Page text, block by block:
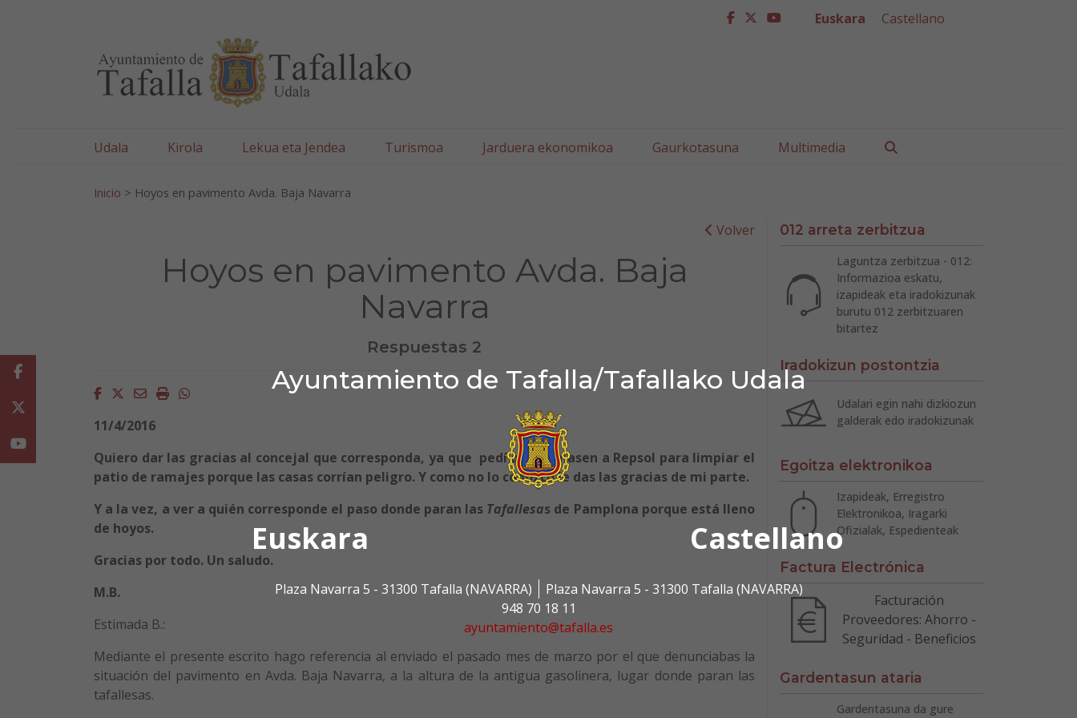
Ayuntamiento de Tafalla/Tafallako Udala
Euskara Castellano
Plaza Navarra 5 - 31300 Tafalla (NAVARRA)
Plaza Navarra 5 - 31300 Tafalla (NAVARRA)
948 70 18 11
ayuntamiento@tafalla.es
facebook
twitter
youtube
Euskara Castellano
Udala Kirola Lekua eta Jendea Turismoa Jarduera ekonomikoa Gaurkotasuna Multimedia
Inicio > Hoyos en pavimento Avda. Baja Navarra
Volver
Hoyos en pavimento Avda. Baja
Navarra
Respuestas 2
Facebook
Twitter
EmailImprimirWhatsapp
11/4/2016
Quiero dar las gracias al concejal que corresponda, ya que pedí que llamasen a Repsol para limpiar el
patio de ramajes porque las casas corrían peligro. Y como no lo conozco le das las gracias de mi parte.
Y a la vez, a ver a quién corresponde el paso donde paran las Tafallesas de Pamplona porque está lleno
de hoyos.
Gracias por todo. Un saludo.
M.B.
Estimada B.:
Mediante el presente escrito hago referencia al enviado el pasado mes de marzo por el que denunciabas la
situación del pavimento en Avda. Baja Navarra, a la altura de la antigua gasolinera, lugar donde paran las
tafallesas.
012 arreta zerbitzua
Laguntza zerbitzua - 012:
Informazioa eskatu,
izapideak eta iradokizunak
burutu 012 zerbitzuaren
bitartez
Iradokizun postontzia
Udalari egin nahi dizkiozun
galderak edo iradokizunak
Egoitza elektronikoa
Izapideak, Erregistro
Elektronikoa, Iragarki
Ofizialak, Espedienteak
Factura Electrónica
Facturación
Proveedores: Ahorro -
Seguridad - Beneficios
Gardentasun ataria
Gardentasuna da gure
Facebook
Youtube